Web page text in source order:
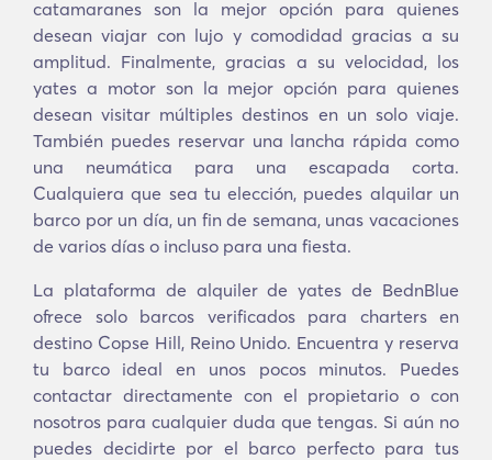
catamaranes son la mejor opción para quienes
desean viajar con lujo y comodidad gracias a su
amplitud. Finalmente, gracias a su velocidad, los
yates a motor son la mejor opción para quienes
desean visitar múltiples destinos en un solo viaje.
También puedes reservar una lancha rápida como
una neumática para una escapada corta.
Cualquiera que sea tu elección, puedes alquilar un
barco por un día, un fin de semana, unas vacaciones
de varios días o incluso para una fiesta.
La plataforma de alquiler de yates de BednBlue
ofrece solo barcos verificados para charters en
destino Copse Hill, Reino Unido. Encuentra y reserva
tu barco ideal en unos pocos minutos. Puedes
contactar directamente con el propietario o con
nosotros para cualquier duda que tengas. Si aún no
puedes decidirte por el barco perfecto para tus